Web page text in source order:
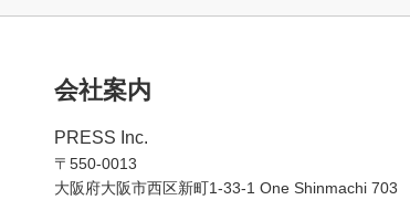
会社案内
PRESS Inc.
〒550-0013
大阪府大阪市西区新町1-33-1 One Shinmachi 703